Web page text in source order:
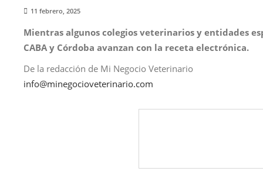
11 febrero, 2025
Mientras algunos colegios veterinarios y entidades
CABA y Córdoba avanzan con la receta electrónica.
De la redacción de Mi Negocio Veterinario
info@minegocioveterinario.com